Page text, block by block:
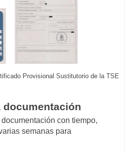
Provisional Sustitutorio de la TSE
documentación
con tiempo,
semanas para